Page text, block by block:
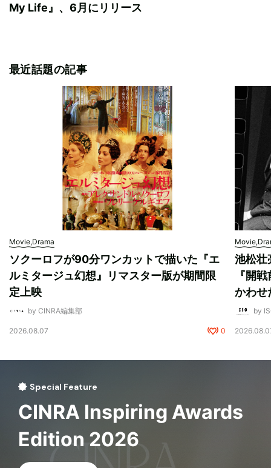
My Life』、6月にリリース
最近話題の記事
Movie,Drama
ソクーロフが90分ワンカットで描いた『エ
ルミタージュ幻想』リマスター版が期間限
定上映
by CINRA編集部
2026.08.07 0
池松壮
『開
かわせ
by
Special Feature
CINRA Inspiring Awards
Edition 2026